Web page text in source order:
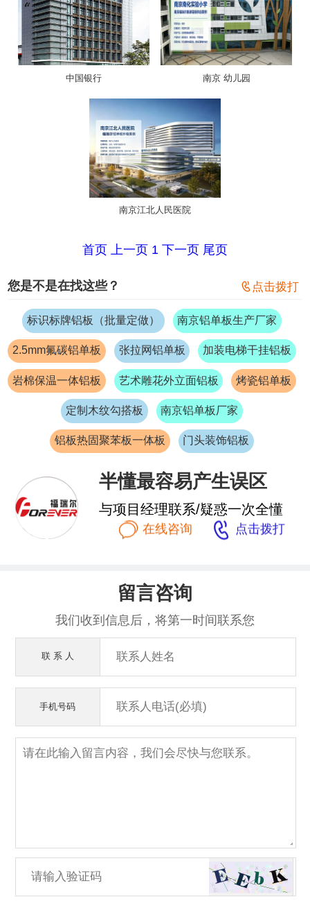
中国银行 南京 幼儿园
南京江北人民医院
首页 上一页 1 下一页 尾页
您是不是在找这些？  点击拨打
标识标牌铝板（批量定做） 南京铝单板生产厂家
2.5mm氟碳铝单板 张拉网铝单板 加装电梯干挂铝板
岩棉保温一体铝板 艺术雕花外立面铝板 烤瓷铝单板
定制木纹勾搭板 南京铝单板厂家
铝板热固聚苯板一体板 门头装饰铝板
半懂最容易产生误区
与项目经理联系/疑惑一次全懂
 在线咨询  点击拨打
留言咨询
我们收到信息后，将第一时间联系您
联 系 人
手机号码